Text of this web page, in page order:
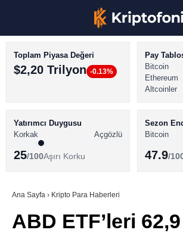
BİTCOİN HABERLERİ
ALTCOİN HABERLERİ
SÖZLÜK
Toplam Piyasa Değeri
$2,20 Trilyon -0.13%
Pay
Bitcoin
Ethereum
Altcoinler
Yatırımcı Duygusu
Korkak
Açgözlü
25/100Aşırı Korku
Sezon
Bitcoin
47.9/
Ana Sayfa › Kripto Para Haberleri
ABD ETF’leri